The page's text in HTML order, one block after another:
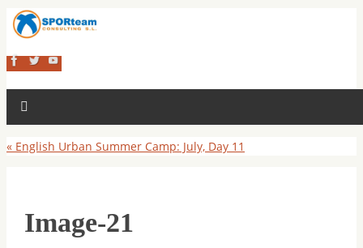
« English Urban Summer Camp: July, Day 11
Image-21